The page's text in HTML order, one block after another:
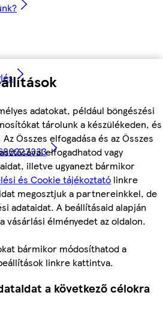
adatokat, például böngészési
tárolunk a készülékeden, és
Összes elfogadása és az Összes
elfogadhatod vagy
illetve ugyanezt bármikor
és Cookie tájékoztató linkre
megosztjuk a partnereinkkel, de
adataidat. A beállításaid alapján
vásárlási élményedet az oldalon.
bármikor módosíthatod a
linkre kattintva.
a következő célokra